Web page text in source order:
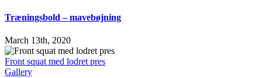
Træningsbold – mavebøjning
March 13th, 2020
Front squat med lodret pres
Gallery